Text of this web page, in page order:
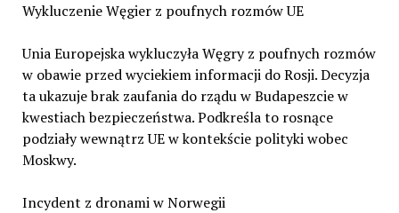
Wykluczenie Węgier z poufnych rozmów UE
Unia Europejska wykluczyła Węgry z poufnych rozmów
w obawie przed wyciekiem informacji do Rosji. Decyzja
ta ukazuje brak zaufania do rządu w Budapeszcie w
kwestiach bezpieczeństwa. Podkreśla to rosnące
podziały wewnątrz UE w kontekście polityki wobec
Moskwy.
Incydent z dronami w Norwegii